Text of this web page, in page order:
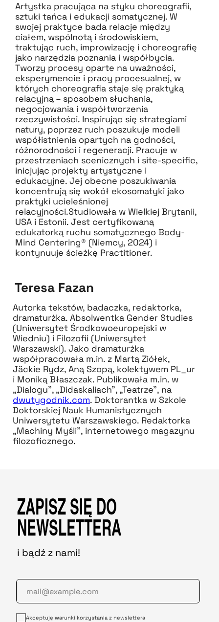
Artystka pracująca na styku choreografii,
sztuki tańca i edukacji somatycznej. W
swojej praktyce bada relacje między
ciałem, wspólnotą i środowiskiem,
traktując ruch, improwizację i choreografię
jako narzędzia poznania i współbycia.
Tworzy procesy oparte na uważności,
eksperymencie i pracy procesualnej, w
których choreografia staje się praktyką
relacyjną – sposobem słuchania,
negocjowania i współtworzenia
rzeczywistości. Inspirując się strategiami
natury, poprzez ruch poszukuje modeli
współistnienia opartych na godności,
różnorodności i regeneracji. Pracuje w
przestrzeniach scenicznych i site-specific,
inicjując projekty artystyczne i
edukacyjne. Jej obecne poszukiwania
koncentrują się wokół ekosomatyki jako
praktyki ucieleśnionej
relacyjności.Studiowała w Wielkiej Brytanii,
USA i Estonii. Jest certyfikowaną
edukatorką ruchu somatycznego Body-
Mind Centering® (Niemcy, 2024) i
kontynuuje ścieżkę Practitioner.
Autorka tekstów, badaczka, redaktorka,
dramaturżka. Absolwentka Gender Studies
(Uniwersytet Środkowoeuropejski w
Wiedniu) i Filozofii (Uniwersytet
Warszawski). Jako dramaturżka
współpracowała m.in. z Martą Ziółek,
Jäckie Rydz, Aną Szopą, kolektywem PL_ur
i Moniką Błaszczak. Publikowała m.in. w
„Dialogu”, „Didaskaliach”, „Teatrze”, na
dwutygodnik.com. Doktorantka w Szkole
Doktorskiej Nauk Humanistycznych
Uniwersytetu Warszawskiego. Redaktorka
„Machiny Myśli”, internetowego magazynu
filozoficznego.
Teresa Fazan
ZAPISZ SIĘ DO
NEWSLETTERA
i bądź z nami!
Akceptuję warunki korzystania z newslettera